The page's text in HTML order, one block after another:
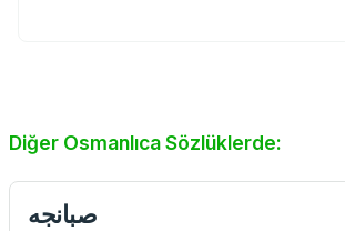
Diğer Osmanlıca Sözlüklerde:
صبانجه